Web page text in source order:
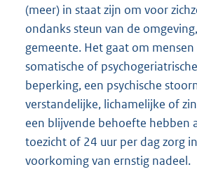
(meer) in staat zijn om voor
ondanks steun van de
gemeente. Het gaat om
somatische of
beperking, een psychische
verstandelijke, lichamelijke of
een blijvende behoefte hebben
toezicht of 24 uur per dag zorg
voorkoming van ernstig nadeel.